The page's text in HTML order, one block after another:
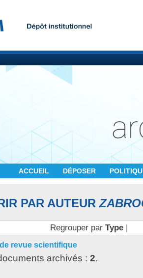
ACCUEIL DÉPOSER
PAR AUTEUR
Regrouper par Type|
revue scientifique
archivés : 2.